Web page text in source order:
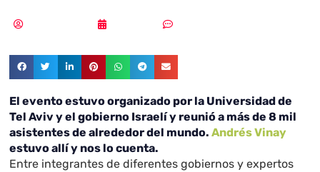
El evento estuvo organizado por la Universidad de
Tel Aviv y el gobierno Israelí y reunió a más de 8 mil
asistentes de alrededor del mundo.Andrés Vinay
estuvo allí y nos lo cuenta.
Entre integrantes de diferentes gobiernos y expertos